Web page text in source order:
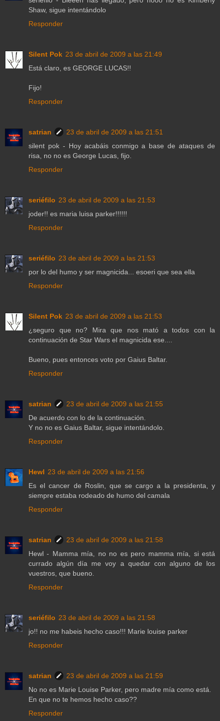
Shaw, sigue intentándolo
Responder
Silent Pok 23 de abril de 2009 a las 21:49
Está claro, es GEORGE LUCAS!!
Fijo!
Responder
satrian
23 de abril de 2009 a las 21:51
silent pok - Hoy acabáis conmigo a base de ataques de
risa, no no es George Lucas, fijo.
Responder
seriéfilo 23 de abril de 2009 a las 21:53
joder!! es maria luisa parker!!!!!!
Responder
seriéfilo 23 de abril de 2009 a las 21:53
por lo del humo y ser magnicida... esoeri que sea ella
Responder
Silent Pok 23 de abril de 2009 a las 21:53
¿seguro que no? Mira que nos mató a todos con la
continuación de Star Wars el magnicida ese....
Bueno, pues entonces voto por Gaius Baltar.
Responder
satrian
23 de abril de 2009 a las 21:55
De acuerdo con lo de la continuación.
Y no no es Gaius Baltar, sigue intentándolo.
Responder
Hewl 23 de abril de 2009 a las 21:56
Es el cancer de Roslin, que se cargo a la presidenta, y
siempre estaba rodeado de humo del camala
Responder
satrian
23 de abril de 2009 a las 21:58
Hewl - Mamma mía, no no es pero mamma mía, si está
currado algún día me voy a quedar con alguno de los
vuestros, que bueno.
Responder
seriéfilo 23 de abril de 2009 a las 21:58
jo!! no me habeis hecho caso!!! Marie louise parker
Responder
satrian
23 de abril de 2009 a las 21:59
No no es Marie Louise Parker, pero madre mía como está.
En que no te hemos hecho caso??
Responder